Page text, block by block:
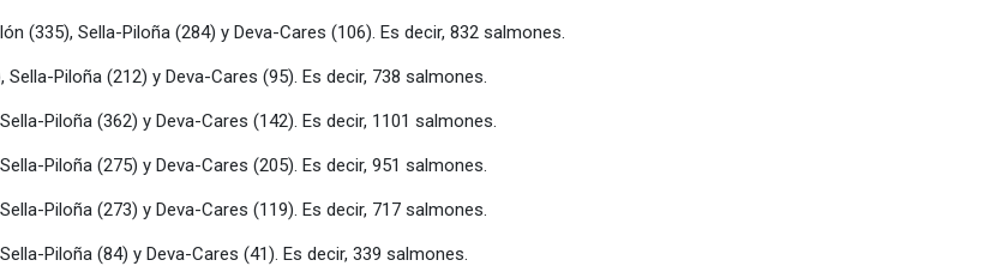
(335), Sella-Piloña (284) y Deva-Cares (106). Es decir, 832 salmones.
Piloña (212) y Deva-Cares (95). Es decir, 738 salmones.
Piloña (362) y Deva-Cares (142). Es decir, 1101 salmones.
Piloña (275) y Deva-Cares (205). Es decir, 951 salmones.
Piloña (273) y Deva-Cares (119). Es decir, 717 salmones.
Piloña (84) y Deva-Cares (41). Es decir, 339 salmones.